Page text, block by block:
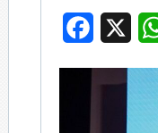
Facebook